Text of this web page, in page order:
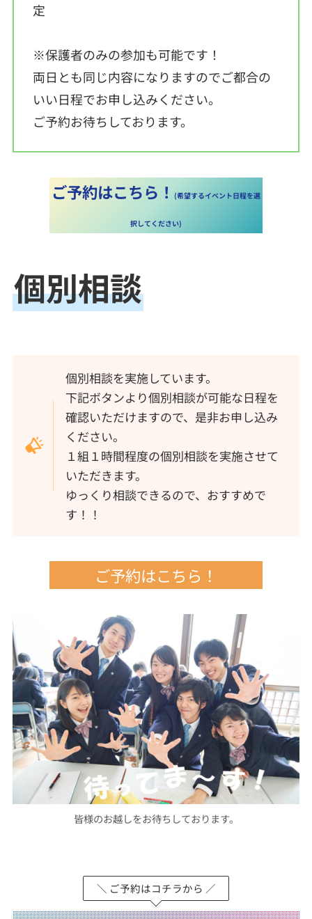
定
※保護者のみの参加も可能です！
両日とも同じ内容になりますのでご都合の
いい日程でお申し込みください。
ご予約お待ちしております。
ご予約はこちら！ (希望するイベント日程を選
択してください)
個別相談
個別相談を実施しています。
下記ボタンより個別相談が可能な日程を
確認いただけますので、是非お申し込み
ください。
１組１時間程度の個別相談を実施させて
いただきます。
ゆっくり相談できるので、おすすめで
す！！
ご予約はこちら！
皆様のお越しをお待ちしております。
＼ ご予約はコチラから ／